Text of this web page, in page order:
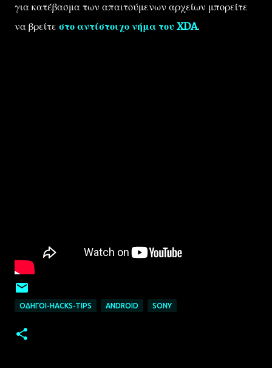
για κατέβασμα των απαιτούμενων αρχείων μπορείτε
να βρείτε στο αντίστοιχο νήμα του XDA.
ΟΔΗΓΟΊ-HACKS-TIPS ANDROID SONY